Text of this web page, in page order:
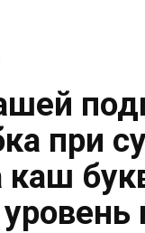
при
каш